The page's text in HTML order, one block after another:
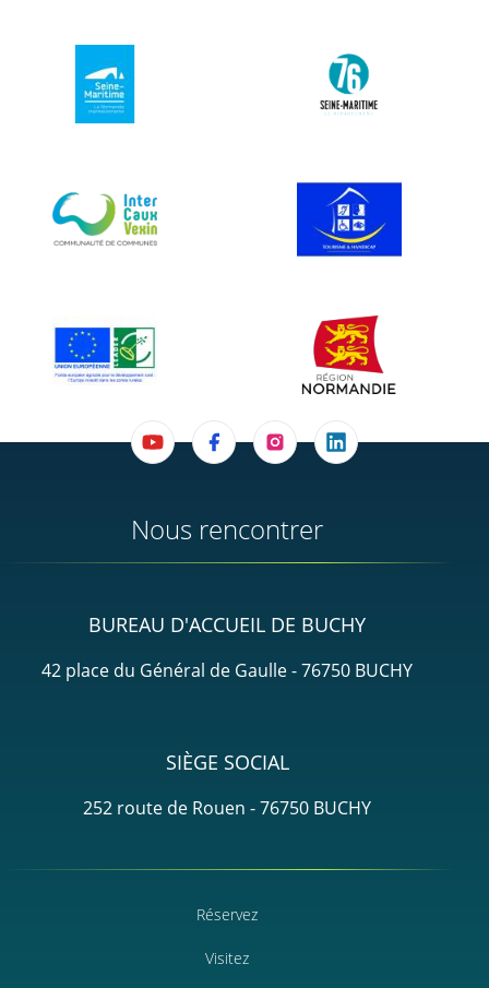
Nous rencontrer
BUREAU D'ACCUEIL DE BUCHY
42 place du Général de Gaulle - 76750 BUCHY
SIÈGE SOCIAL
252 route de Rouen - 76750 BUCHY
Réservez
Visitez